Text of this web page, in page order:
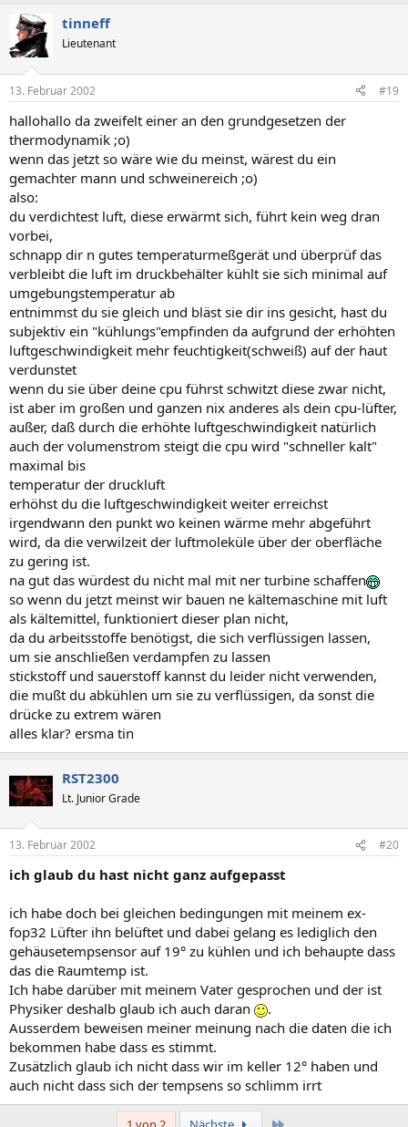
tinneff
Lieutenant
13. Februar 2002 #19
hallohallo da zweifelt einer an den grundgesetzen der
thermodynamik ;o)
wenn das jetzt so wäre wie du meinst, wärest du ein
gemachter mann und schweinereich ;o)
also:
du verdichtest luft, diese erwärmt sich, führt kein weg dran
vorbei,
schnapp dir n gutes temperaturmeßgerät und überprüf das
verbleibt die luft im druckbehälter kühlt sie sich minimal auf
umgebungstemperatur ab
entnimmst du sie gleich und bläst sie dir ins gesicht, hast du
subjektiv ein "kühlungs"empfinden da aufgrund der erhöhten
luftgeschwindigkeit mehr feuchtigkeit(schweiß) auf der haut
verdunstet
wenn du sie über deine cpu führst schwitzt diese zwar nicht,
ist aber im großen und ganzen nix anderes als dein cpu-lüfter,
außer, daß durch die erhöhte luftgeschwindigkeit natürlich
auch der volumenstrom steigt die cpu wird "schneller kalt"
maximal bis
temperatur der druckluft
erhöhst du die luftgeschwindigkeit weiter erreichst
irgendwann den punkt wo keinen wärme mehr abgeführt
wird, da die verwilzeit der luftmoleküle über der oberfläche
zu gering ist.
na gut das würdest du nicht mal mit ner turbine schaffen
so wenn du jetzt meinst wir bauen ne kältemaschine mit luft
als kältemittel, funktioniert dieser plan nicht,
da du arbeitsstoffe benötigst, die sich verflüssigen lassen,
um sie anschließen verdampfen zu lassen
stickstoff und sauerstoff kannst du leider nicht verwenden,
die mußt du abkühlen um sie zu verflüssigen, da sonst die
drücke zu extrem wären
alles klar? ersma tin
RST2300
Lt. Junior Grade
13. Februar 2002 #20
ich glaub du hast nicht ganz aufgepasst
ich habe doch bei gleichen bedingungen mit meinem ex-
fop32 Lüfter ihn belüftet und dabei gelang es lediglich den
gehäusetempsensor auf 19° zu kühlen und ich behaupte dass
das die Raumtemp ist.
Ich habe darüber mit meinem Vater gesprochen und der ist
Physiker deshalb glaub ich auch daran
.
Ausserdem beweisen meiner meinung nach die daten die ich
bekommen habe dass es stimmt.
Zusätzlich glaub ich nicht dass wir im keller 12° haben und
auch nicht dass sich der tempsens so schlimm irrt